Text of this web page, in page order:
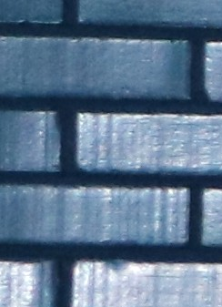
Reports
Projects in progres
Implemented projects
Procedures manual
Notes & positions
Institutional Charter IDIS
Announcements
Best parctices
Governance transparency
Sociometric Laboratory
People Watch
National Business Agenda
Democratic process
15 minutes of economic realism